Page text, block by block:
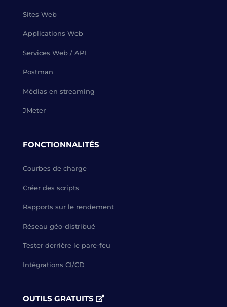
Sites Web
Applications Web
Services Web / API
Postman
Médias en streaming
JMeter
FONCTIONNALITÉS
Courbes de charge
Créer des scripts
Rapports sur le rendement
Réseau géo-distribué
Tester derrière le pare-feu
Intégrations CI/CD
OUTILS GRATUITS